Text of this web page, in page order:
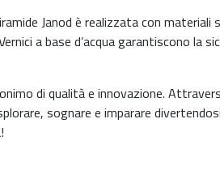
Janod è realizzata con materiali
a base d’acqua garantiscono la
di qualità e innovazione.
sognare e imparare